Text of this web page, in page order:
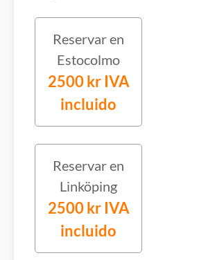
Reservar en
Estocolmo
2500 kr IVA
incluido
Reservar en
Linköping
2500 kr IVA
incluido